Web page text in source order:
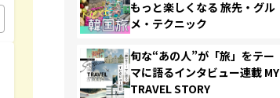
もっと楽しくなる 旅先・グル
メ・テクニック
旬な“あの人”が「旅」をテー
マに語るインタビュー連載 MY
TRAVEL STORY